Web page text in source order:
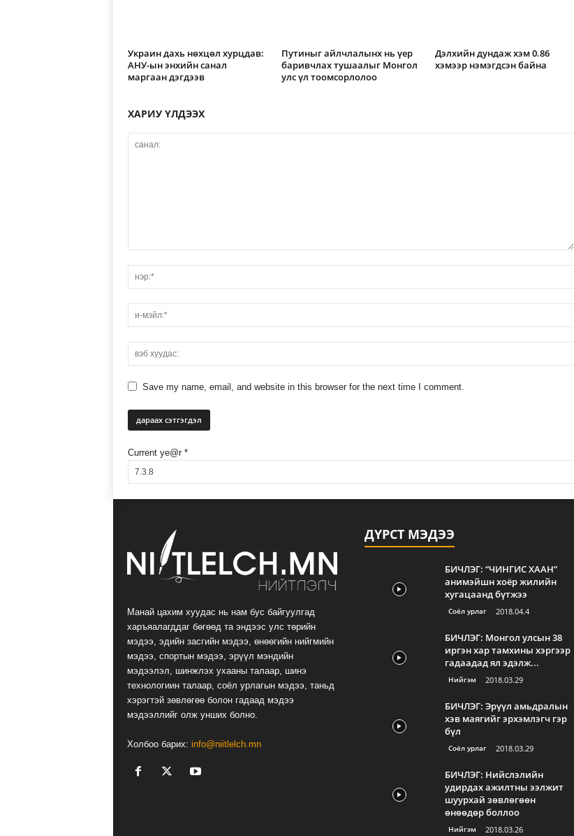
Украин дахь нөхцөл хурцдав:
АНУ-ын энхийн санал
маргаан дэгдээв
Путиныг айлчлалынх нь үер
баривчлах тушаалыг Монгол
улс үл тоомсорлолоо
Дэлхийн дундаж хэм 0.86
хэмээр нэмэгдсэн байна
ХАРИУ ҮЛДЭЭХ
Save my name, email, and website in this browser for the next time I comment.
Current ye@r *
Манай цахим хуудас нь нам бус байгуулгад
харъяалагддаг бөгөөд та эндээс улс төрийн
мэдээ, эдийн засгийн мэдээ, өнөөгийн нийгмийн
мэдээ, спортын мэдээ, эрүүл мэндийн
мэдээлэл, шинжлэх ухааны талаар, шинэ
технологиин талаар, соёл урлагын мэдээ, таньд
хэрэгтэй зөвлөгөө болон гадаад мэдээ
мэдээллийг олж унших болно.
Холбоо барих: info@niitlelch.mn
ДҮРСТ МЭДЭЭ
БИЧЛЭГ: “ЧИНГИС ХААН”
анимэйшн хоёр жилийн
хугацаанд бүтжээ
Соёл урлаг 2018.04.4
БИЧЛЭГ: Монгол улсын 38
иргэн хар тамхины хэргээр
гадаадад ял эдэлж...
Нийгэм 2018.03.29
БИЧЛЭГ: Эрүүл амьдралын
хэв маягийг эрхэмлэгч гэр
бүл
Соёл урлаг 2018.03.29
БИЧЛЭГ: Нийслэлийн
удирдах ажилтны ээлжит
шуурхай зөвлөгөөн
өнөөдөр боллоо
Нийгэм 2018.03.26